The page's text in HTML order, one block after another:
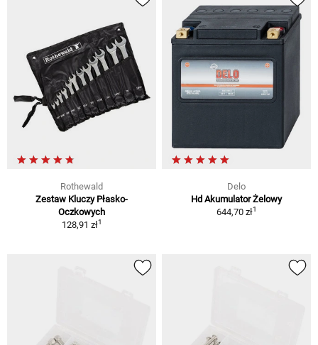
Rothewald
Zestaw Kluczy Płasko-
Oczkowych
128,91 zł1
Delo
Hd Akumulator Żelowy
644,70 zł1